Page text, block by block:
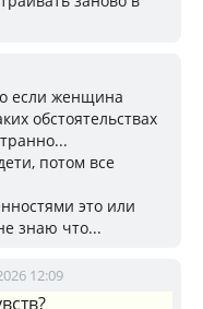
если женщина
обстоятельствах
потом все
это или
знаю что...
12:09